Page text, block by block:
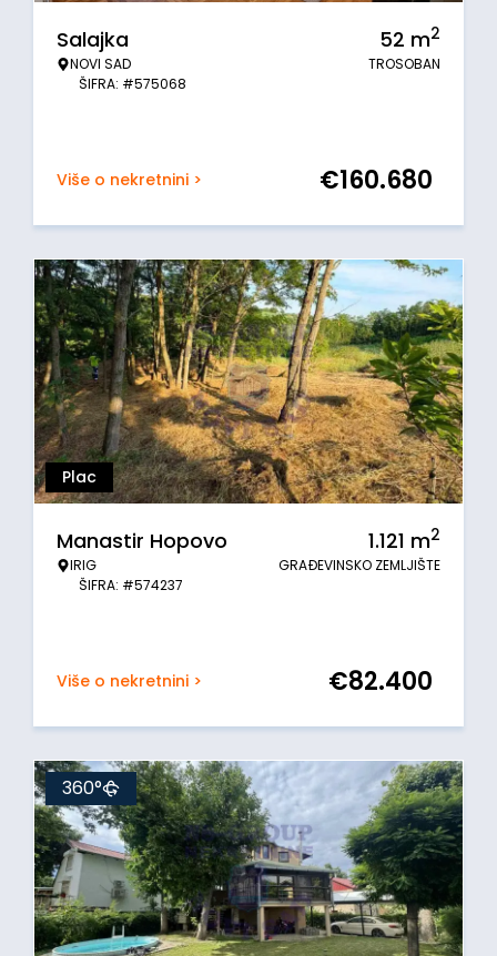
Salajka
NOVI SAD
ŠIFRA: #575068
52 m2
TROSOBAN
Više o nekretnini > €160.680
Plac
Manastir Hopovo
IRIG
ŠIFRA: #574237
1.121 m2
GRAĐEVINSKO ZEMLJIŠTE
Više o nekretnini > €82.400
360°